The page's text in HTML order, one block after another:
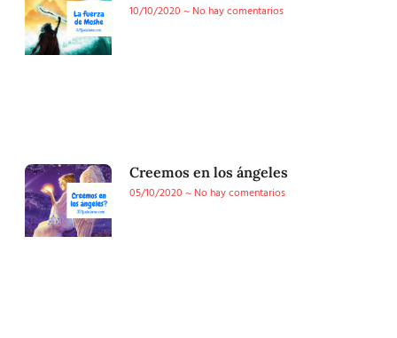
10/10/2020
No hay comentarios
Creemos en los ángeles
05/10/2020
No hay comentarios